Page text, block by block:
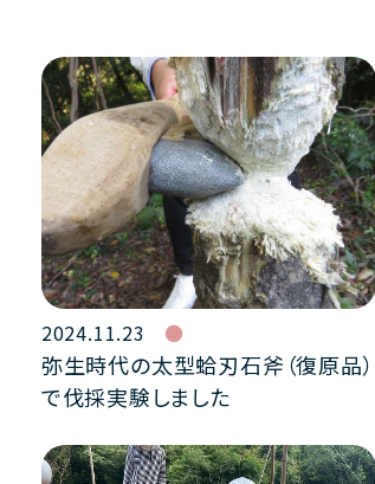
2024.11.23
弥生時代の太型蛤刃石斧（復原品）
で伐採実験しました